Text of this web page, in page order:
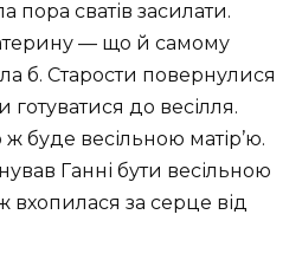
сватів засилати.
— що й самому
б. Старости повернулися
до весілля.
буде весільною матір’ю.
Ганні бути весільною
вхопилася за серце від